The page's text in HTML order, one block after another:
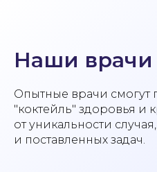
Наши врачи
Опытные врачи смогут
"коктейль" здоровья и
от уникальности
и поставленных задач.